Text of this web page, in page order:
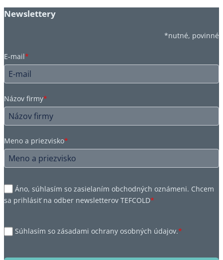
Newslettery
*nutné, povinné
E-mail*
Názov firmy*
Meno a priezvisko*
Áno, súhlasím so zasielaním obchodných oznámeni. Chcem
sa prihlásiť na odber newsletterov TEFCOLD*
Súhlasím so zásadami ochrany osobných údajov.*